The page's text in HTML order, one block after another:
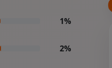
1%
2%